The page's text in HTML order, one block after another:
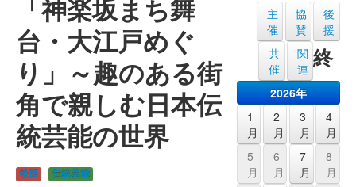
「神楽坂まち舞
台・大江戸めぐ
り」～趣のある街
角で親しむ日本伝
統芸能の世界
後援 伝統芸能
主
催
協
賛
後
援
共
催
関
連
2026年
1
月
2
月
3
月
4
月
5
月
6
月
7
月
8
月
終